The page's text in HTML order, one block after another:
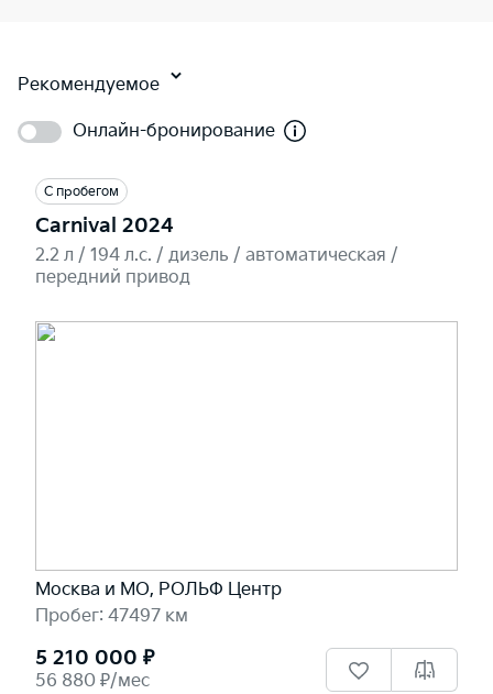
Рекомендуемое
Онлайн-бронирование
С пробегом
Carnival 2024
2.2 л / 194 л.c. / дизель / автоматическая /
передний привод
Москва и МО, РОЛЬФ Центр
Пробег: 47497 км
5 210 000 ₽
56 880 ₽/мес